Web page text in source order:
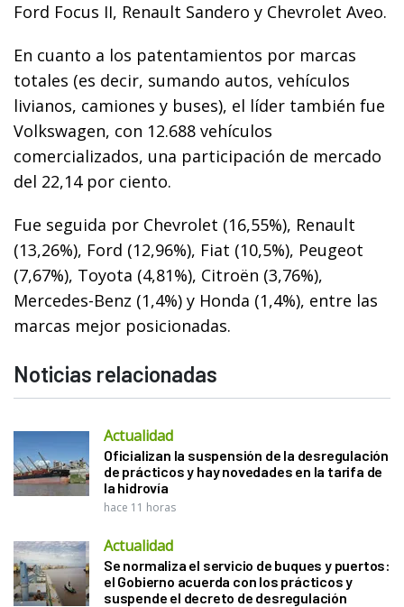
Ford Focus II, Renault Sandero y Chevrolet Aveo.
En cuanto a los patentamientos por marcas
totales (es decir, sumando autos, vehículos
livianos, camiones y buses), el líder también fue
Volkswagen, con 12.688 vehículos
comercializados, una participación de mercado
del 22,14 por ciento.
Fue seguida por Chevrolet (16,55%), Renault
(13,26%), Ford (12,96%), Fiat (10,5%), Peugeot
(7,67%), Toyota (4,81%), Citroën (3,76%),
Mercedes-Benz (1,4%) y Honda (1,4%), entre las
marcas mejor posicionadas.
Noticias relacionadas
Actualidad
Oficializan la suspensión de la desregulación
de prácticos y hay novedades en la tarifa de
la hidrovía
hace 11 horas
Actualidad
Se normaliza el servicio de buques y puertos:
el Gobierno acuerda con los prácticos y
suspende el decreto de desregulación